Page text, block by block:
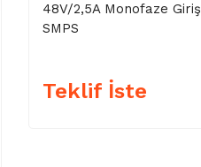
48V/2,5A Monofaze Giriş
SMPS
Teklif İste